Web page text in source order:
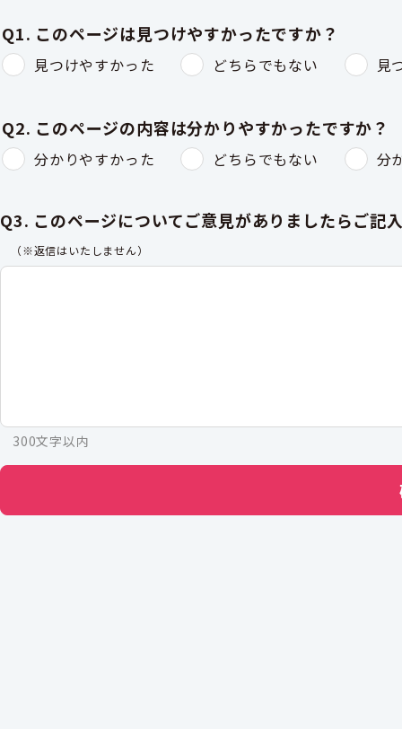
Q1. このページは見つけやすかったですか？
見つけやすかった どちらでもない 見
Q2. このページの内容は分かりやすかったですか？
分かりやすかった どちらでもない 分
Q3. このページについてご意見がありましたらご記
（※返信はいたしません）
300文字以内